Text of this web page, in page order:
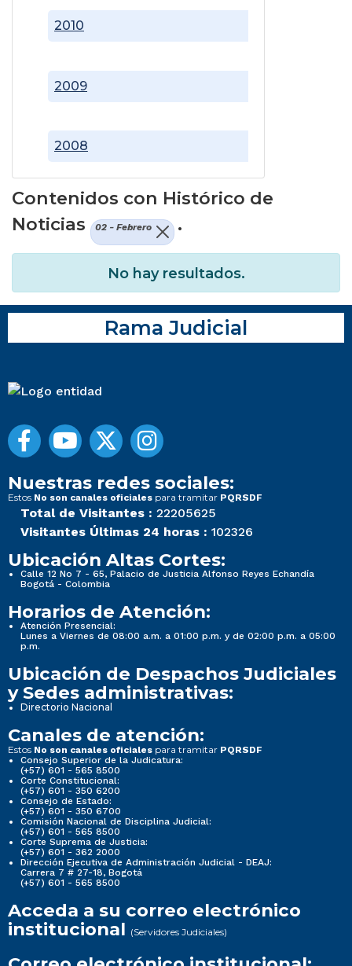
2008
2009
2010
Contenidos con Histórico de
Noticias
02 - Febrero .
No hay resultados.
Rama Judicial
Nuestras redes sociales:
Estos No son canales oficiales para tramitar PQRSDF
Total de Visitantes : 22205625
Visitantes Últimas 24 horas : 102326
Ubicación Altas Cortes:
Calle 12 No 7 - 65, Palacio de Justicia Alfonso Reyes Echandía
Bogotá - Colombia
Horarios de Atención:
Atención Presencial:
Lunes a Viernes de 08:00 a.m. a 01:00 p.m. y de 02:00 p.m. a 05:00
p.m.
Ubicación de Despachos Judiciales
y Sedes administrativas:
Directorio Nacional
Canales de atención:
Estos No son canales oficiales para tramitar PQRSDF
Consejo Superior de la Judicatura:
(+57) 601 - 565 8500
Corte Constitucional:
(+57) 601 - 350 6200
Consejo de Estado:
(+57) 601 - 350 6700
Comisión Nacional de Disciplina Judicial:
(+57) 601 - 565 8500
Corte Suprema de Justicia:
(+57) 601 - 362 2000
Dirección Ejecutiva de Administración Judicial - DEAJ:
Carrera 7 # 27-18, Bogotá
(+57) 601 - 565 8500
Acceda a su correo electrónico
institucional (Servidores Judiciales)